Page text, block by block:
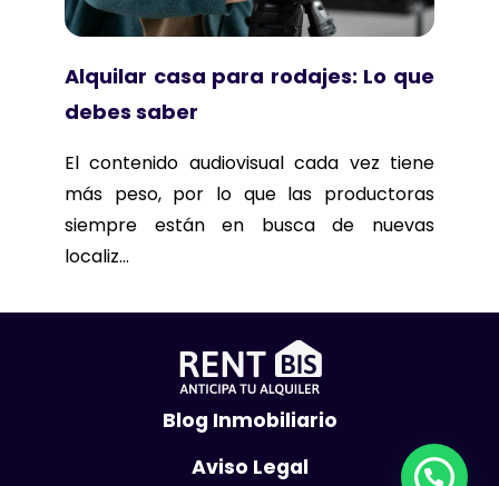
Alquilar casa para rodajes: Lo que
debes saber
El contenido audiovisual cada vez tiene
más peso, por lo que las productoras
siempre están en busca de nuevas
localiz...
Blog Inmobiliario
Aviso Legal